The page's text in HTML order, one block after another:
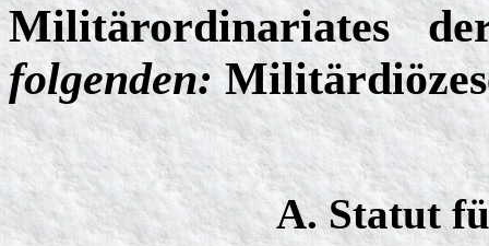
Militärordinariates
folgenden:
A. Statut